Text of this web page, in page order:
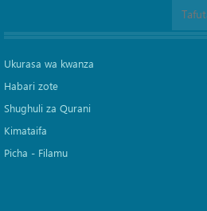
Ukurasa wa kwanza
Habari zote
Shughuli za Qurani
Kimataifa
Picha‎ - Filamu‎